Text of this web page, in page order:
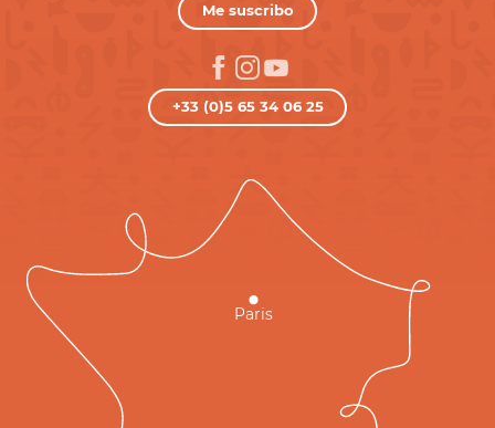
Me suscribo
+33 (0)5 65 34 06 25
Paris